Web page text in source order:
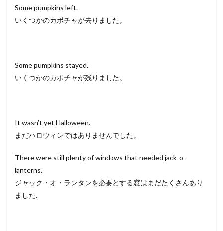
Some pumpkins left.
いくつかのカボチャが去りました。
Some pumpkins stayed.
いくつかのカボチャが残りました。
It wasn’t yet Halloween.
まだハロウィンではありませんでした。
There were still plenty of windows that needed jack-o-
lanterns.
ジャック・オ・ランタンを必要とする窓はまだたくさんあり
ました.